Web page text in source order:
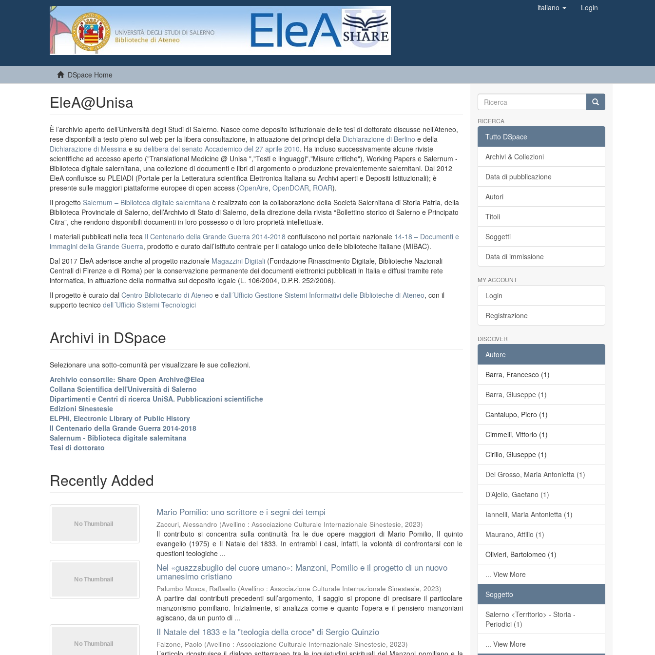
italiano Login
DSpace Home
EleA@Unisa
È l’archivio aperto dell’Università degli Studi di Salerno. Nasce come deposito istituzionale delle tesi di dottorato discusse nell’Ateneo,
rese disponibili a testo pieno sul web per la libera consultazione, in attuazione dei principi della Dichiarazione di Berlino e della
Dichiarazione di Messina e su delibera del senato Accademico del 27 aprile 2010. Ha incluso successivamente alcune riviste
scientifiche ad accesso aperto ("Translational Medicine @ Unisa ","Testi e linguaggi","Misure critiche"), Working Papers e Salernum -
Biblioteca digitale salernitana, una collezione di documenti e libri di argomento o produzione prevalentemente salernitani. Dal 2012
EleA confluisce su PLEIADI (Portale per la Letteratura scientifica Elettronica Italiana su Archivi aperti e Depositi Istituzionali); è
presente sulle maggiori piattaforme europee di open access (OpenAire, OpenDOAR, ROAR).
Il progetto Salernum – Biblioteca digitale salernitana è realizzato con la collaborazione della Società Salernitana di Storia Patria, della
Biblioteca Provinciale di Salerno, dell’Archivio di Stato di Salerno, della direzione della rivista “Bollettino storico di Salerno e Principato
Citra”, che rendono disponibili documenti in loro possesso o di loro proprietà intellettuale.
I materiali pubblicati nella teca Il Centenario della Grande Guerra 2014-2018 confluiscono nel portale nazionale 14-18 – Documenti e
immagini della Grande Guerra, prodotto e curato dall’Istituto centrale per il catalogo unico delle biblioteche italiane (MIBAC).
Dal 2017 EleA aderisce anche al progetto nazionale Magazzini Digitali (Fondazione Rinascimento Digitale, Biblioteche Nazionali
Centrali di Firenze e di Roma) per la conservazione permanente dei documenti elettronici pubblicati in Italia e diffusi tramite rete
informatica, in attuazione della normativa sul deposito legale (L. 106/2004, D.P.R. 252/2006).
Il progetto è curato dal Centro Bibliotecario di Ateneo e dall´Ufficio Gestione Sistemi Informativi delle Biblioteche di Ateneo, con il
supporto tecnico dell´Ufficio Sistemi Tecnologici
Archivi in DSpace
Selezionare una sotto-comunità per visualizzare le sue collezioni.
Archivio consortile: Share Open Archive@Elea
Collana Scientifica dell'Università di Salerno
Dipartimenti e Centri di ricerca UniSA. Pubblicazioni scientifiche
Edizioni Sinestesie
ELPHi, Electronic Library of Public History
Il Centenario della Grande Guerra 2014-2018
Salernum - Biblioteca digitale salernitana
Tesi di dottorato
Recently Added
Mario Pomilio: uno scrittore e i segni dei tempi
Zaccuri, Alessandro (Avellino : Associazione Culturale Internazionale Sinestesie,2023)
Il contributo si concentra sulla continuità fra le due opere maggiori di Mario Pomilio, Il quinto
evangelio (1975) e Il Natale del 1833. In entrambi i casi, infatti, la volontà di confrontarsi con le
questioni teologiche ...
Nel «guazzabuglio del cuore umano»: Manzoni, Pomilio e il progetto di un nuovo
umanesimo cristiano
Palumbo Mosca, Raffaello (Avellino : Associazione Culturale Internazionale Sinestesie,2023)
A partire dai contributi precedenti sull’argomento, il saggio si propone di precisare il particolare
manzonismo pomiliano. Inizialmente, si analizza come e quanto l’opera e il pensiero manzoniani
agiscano, da un punto di ...
Il Natale del 1833 e la "teologia della croce" di Sergio Quinzio
Falzone, Paolo (Avellino : Associazione Culturale Internazionale Sinestesie,2023)
RICERCA
Tutto DSpace
Archivi & Collezioni
Data di pubblicazione
Autori
Titoli
Soggetti
Data di immissione
MY ACCOUNT
Login
Registrazione
DISCOVER
Autore
Barra, Francesco (1)
Barra, Giuseppe (1)
Cantalupo, Piero (1)
Cimmelli, Vittorio (1)
Cirillo, Giuseppe (1)
Del Grosso, Maria Antonietta (1)
D’Ajello, Gaetano (1)
Iannelli, Maria Antonietta (1)
Maurano, Attilio (1)
Olivieri, Bartolomeo (1)
... View More
Soggetto
Salerno <Territorio> - Storia -
Periodici (1)
... View More